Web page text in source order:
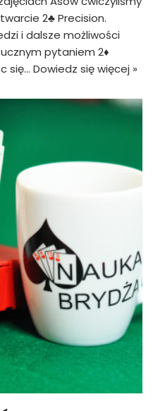
2♣ Precision.
i dalsze możliwości
pytaniem 2♦
się… Dowiedz się więcej »